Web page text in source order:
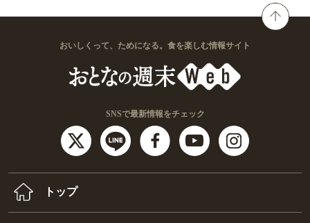
おいしくって、ためになる。食を楽しむ情報サイト
SNSで最新情報をチェック
トップ